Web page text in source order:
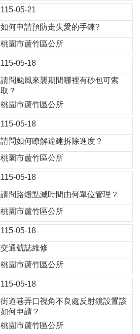
115-05-21
如何申請預防走失愛的手鍊?
桃園市蘆竹區公所
115-05-18
請問颱風來襲期間哪裡有砂包可索
取？
桃園市蘆竹區公所
115-05-18
請問如何瞭解違建拆除進度？
桃園市蘆竹區公所
115-05-18
請問路燈點滅時間由何單位管理？
桃園市蘆竹區公所
115-05-18
交通號誌維修
桃園市蘆竹區公所
115-05-18
街道巷弄口視角不良處反射鏡設置該
如何申請？
桃園市蘆竹區公所